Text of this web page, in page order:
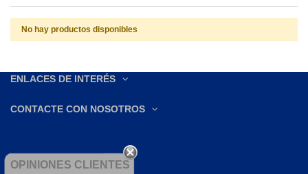
No hay productos disponibles
ENLACES DE INTERÉS
CONTACTE CON NOSOTROS
OPINIONES CLIENTES